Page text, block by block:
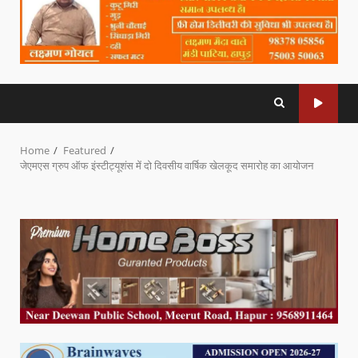
Home
Featured
जेएमएस ग्रुप ऑफ इंस्टीट्यूशंस में दो दिवसीय वार्षिक खेलकूद समारोह का आयोजन